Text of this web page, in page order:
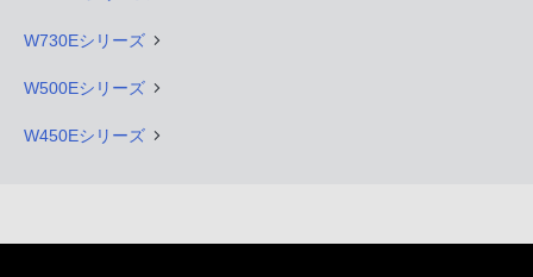
W730Eシリーズ
W500Eシリーズ
W450Eシリーズ